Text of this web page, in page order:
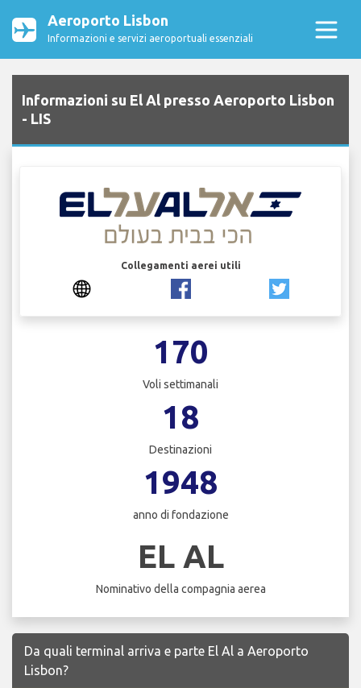
Aeroporto Lisbon
Informazioni e servizi aeroportuali essenziali
Informazioni su El Al presso Aeroporto Lisbon
- LIS
Collegamenti aerei utili
170
Voli settimanali
18
Destinazioni
1948
anno di fondazione
EL AL
Nominativo della compagnia aerea
Da quali terminal arriva e parte El Al a Aeroporto
Lisbon?